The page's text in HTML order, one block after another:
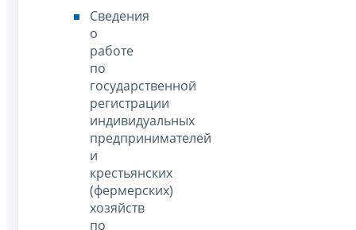
Сведения
о
работе
по
государственной
регистрации
индивидуальных
предпринимателей
и
крестьянских
(фермерских)
хозяйств
по